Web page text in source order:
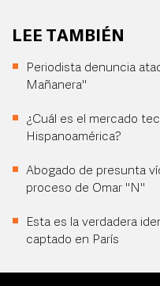
LEE TAMBIÉN
Periodista denuncia
Mañanera"
¿Cuál es el mercado
Hispanoamérica?
Abogado de presunta
proceso de Omar "N"
Esta es la verdadera
captado en París